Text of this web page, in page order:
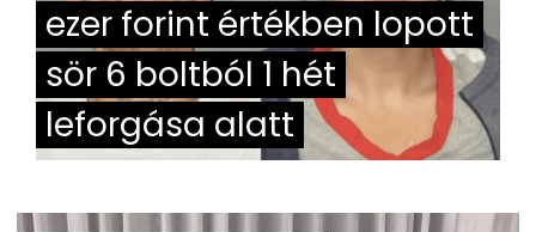
ezer forint értékben lopott
sör 6 boltból 1 hét
leforgása alatt